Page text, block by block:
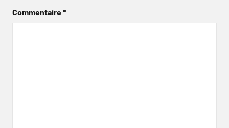
Commentaire*